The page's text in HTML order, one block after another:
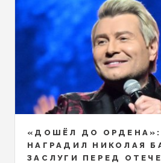
«ДОШЁЛ ДО ОРДЕНА»:
НАГРАДИЛ НИКОЛАЯ
ЗАСЛУГИ ПЕРЕД